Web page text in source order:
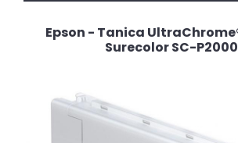
Epson - Tanica
Surecolor SC-